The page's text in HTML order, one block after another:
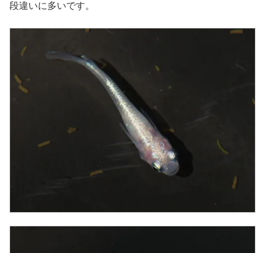
段違いに多いです。